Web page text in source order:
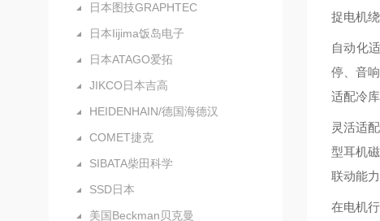
日本图技GRAPHTEC
日本Iijima饭岛电子
日本ATAGO爱拓
JIKCO日本吉高
HEIDENHAIN/德国海德汉
COMET捷克
SIBATA柴田科学
SSD日本
美国Beckman贝克曼
捉电机
自动化
停、音
适配冷
灵活适
型耳机
联动能
在电机